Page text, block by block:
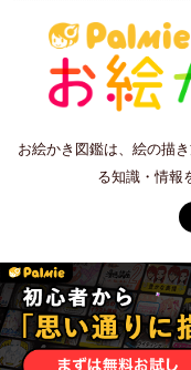
お絵かき図鑑は、絵の描
る知識・情報